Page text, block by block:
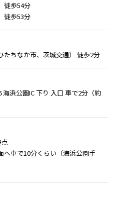
徒歩54分
徒歩53分
ちなか市、茨城交通） 徒歩2分
浜公園IC 下り 入口 車で2分（約
へ車で10分くらい（海浜公園手